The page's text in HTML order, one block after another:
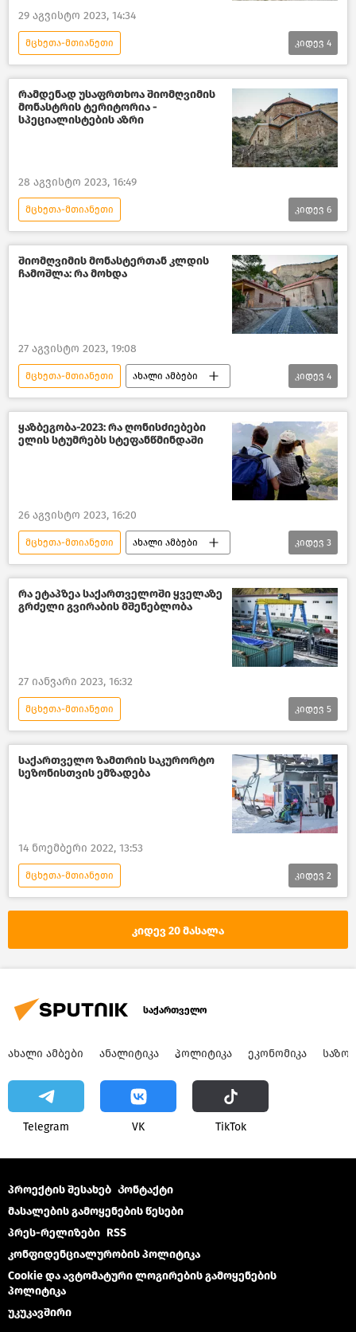
29 აგვისტო 2023, 14:34
მცხეთა-მთიანეთი
შემთხვევები საქართველოში
ახალი ამბები საქართველო
საზოგადოება
კიდევ 4
რამდენად უსაფრთხოა შიომღვიმის
მონასტრის ტერიტორია -
სპეციალისტების აზრი
28 აგვისტო 2023, 16:49
მცხეთა-მთიანეთი
შემთხვევები საქართველოში
გარემოს დაცვა და ეკოლოგია
გარემოს ეროვნული სააგენტო
კიდევ 6
შიომღვიმის მონასტერთან კლდის
ჩამოშლა: რა მოხდა
27 აგვისტო 2023, 19:08
მცხეთა-მთიანეთი ახალი ამბები
საქართველო სტიქიური მოვლენები
მცხეთა შემთხვევები საქართველოში
კიდევ 4
ყაზბეგობა-2023: რა ღონისძიებები
ელის სტუმრებს სტეფანწმინდაში
26 აგვისტო 2023, 16:20
მცხეთა-მთიანეთი ახალი ამბები
საქართველო
კულტურა საქართველოში
საზოგადოება
კიდევ 3
რა ეტაპზეა საქართველოში ყველაზე
გრძელი გვირაბის მშენებლობა
27 იანვარი 2023, 16:32
მცხეთა-მთიანეთი
ტრანსპორტი საქართველოში
საქართველოს რეგიონული განვითარებისა და ინფრასტრუქტურის სამინისტრო
ახალი ამბები საქართველო
კიდევ 5
საქართველო ზამთრის საკურორტო
სეზონისთვის ემზადება
14 ნოემბერი 2022, 13:53
მცხეთა-მთიანეთი
ტურიზმი საქართველოში
კიდევ 2
კიდევ 20 მასალა
საქართველო
ᲐᲮᲐᲚᲘ ᲐᲛᲑᲔᲑᲘ ᲐᲜᲐᲚᲘᲢᲘᲙᲐ ᲞᲝᲚᲘᲢᲘᲙᲐ ᲔᲙᲝᲜᲝᲛᲘᲙᲐ
Telegram VK ТikТоk
პროექტის შესახებ Კონტაქტი
მასალების გამოყენების წესები
პრეს-რელიზები RSS
კონფიდენციალურობის პოლიტიკა
Cookie და ავტომატური ლოგირების გამოყენების
პოლიტიკა
უკუკავშირი